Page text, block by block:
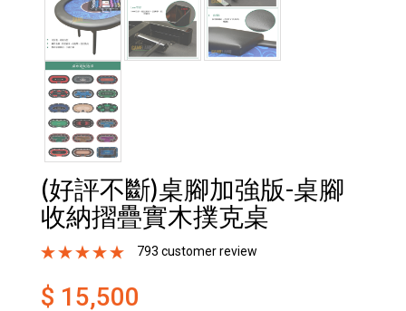
(好評不斷)桌腳加強版-桌腳
收納摺疊實木撲克桌
793 customer review
$ 15,500